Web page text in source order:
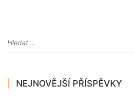
NEJNOVĚJŠÍ PŘÍSPĚVKY